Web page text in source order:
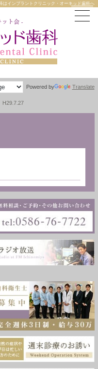
はインプラントクリニック・オーキッド歯科へ
Powered by Translate
H29.7.27